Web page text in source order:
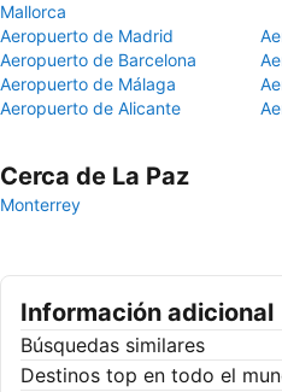
Mallorca
Aeropuerto de Madrid
Aeropuerto de Barcelona
Aeropuerto de Málaga
Aeropuerto de Alicante
Cerca de La Paz
Monterrey
Información adicional
Búsquedas similares
Destinos top en todo el